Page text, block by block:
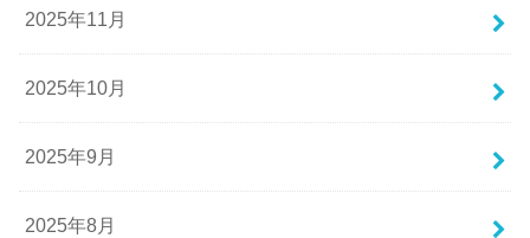
2025年11月
2025年10月
2025年9月
2025年8月